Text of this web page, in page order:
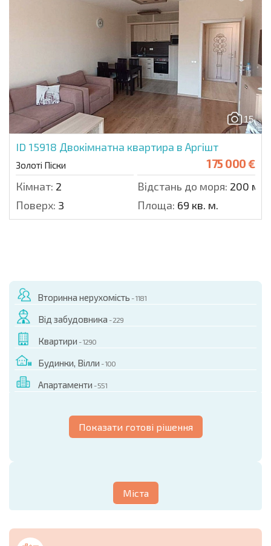
15
ID 15918 Двокімнатна квартира в Аргішт
Золоті Піски 175 000 €
Кімнат: 2 Відстань до моря: 200 м.
Поверх: 3 Площа: 69 кв. м.
Вторинна нерухомість - 1181
Від забудовника - 229
Квартири - 1290
Будинки, Вілли - 100
Апартаменти - 551
Показати готові рішення
Міста